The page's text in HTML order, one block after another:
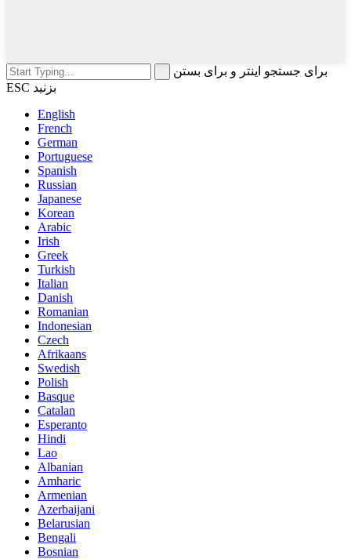
برای جستجو اینتر و برای بستن
ESC بزنید
English
French
German
Portuguese
Spanish
Russian
Japanese
Korean
Arabic
Irish
Greek
Turkish
Italian
Danish
Romanian
Indonesian
Czech
Afrikaans
Swedish
Polish
Basque
Catalan
Esperanto
Hindi
Lao
Albanian
Amharic
Armenian
Azerbaijani
Belarusian
Bengali
Bosnian